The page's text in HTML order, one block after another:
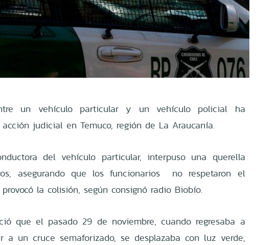
un vehículo particular y un vehículo policial ha
judicial en Temuco, región de La Araucanía.
del vehículo particular, interpuso una querella
asegurando que los funcionarios no respetaron el
la colisión, según consignó radio Biobío.
que el pasado 29 de noviembre, cuando regresaba a
a un cruce semaforizado, se desplazaba con luz verde,